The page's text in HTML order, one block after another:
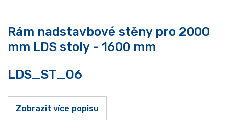
Rám nadstavbové stěny pro 2000
mm LDS stoly - 1600 mm
LDS_ST_06
Zobrazit více popisu